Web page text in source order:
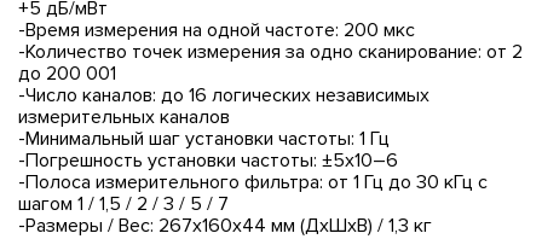
+5 дБ/мВт
-Время измерения на одной частоте: 200 мкс
-Количество точек измерения за одно сканирование: от 2
до 200 001
-Число каналов: до 16 логических независимых
измерительных каналов
-Минимальный шаг установки частоты: 1 Гц
-Погрешность установки частоты: ±5x10–6
-Полоса измерительного фильтра: от 1 Гц до 30 кГц с
шагом 1 / 1,5 / 2 / 3 / 5 / 7
-Размеры / Вес: 267x160x44 мм (ДxШxВ) / 1,3 кг